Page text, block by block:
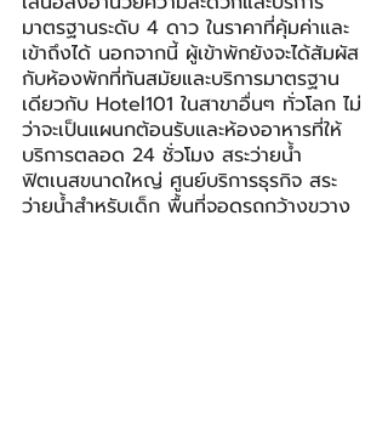
มาตรฐานระดับ 4 ดาว ในราคาที่คุ้มค่าและ
เข้าถึงได้ นอกจากนี้ ผู้เข้าพักยังจะได้สัมผัส
กับห้องพักที่ทันสมัยและบริการมาตรฐาน
เดียวกับ Hotel101 ในสาขาอื่นๆ ทั่วโลก ไม่
ว่าจะเป็นแผนกต้อนรับและห้องอาหารที่ให้
บริการตลอด 24 ชั่วโมง สระว่ายน้ำ
ฟิตเนสขนาดใหญ่ ศูนย์บริการธุรกิจ สระ
ว่ายน้ำสำหรับเด็ก พื้นที่จอดรถกว้างขวาง